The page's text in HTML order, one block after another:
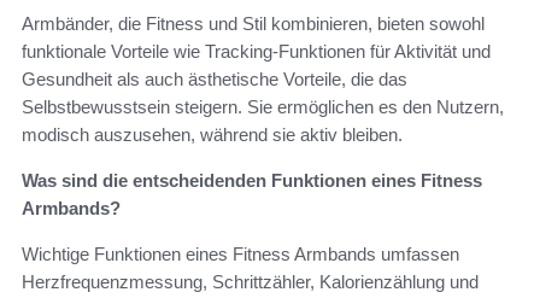
Armbänder, die Fitness und Stil kombinieren, bieten sowohl
funktionale Vorteile wie Tracking-Funktionen für Aktivität und
Gesundheit als auch ästhetische Vorteile, die das
Selbstbewusstsein steigern. Sie ermöglichen es den Nutzern,
modisch auszusehen, während sie aktiv bleiben.
Was sind die entscheidenden Funktionen eines Fitness
Armbands?
Wichtige Funktionen eines Fitness Armbands umfassen
Herzfrequenzmessung, Schrittzähler, Kalorienzählung und